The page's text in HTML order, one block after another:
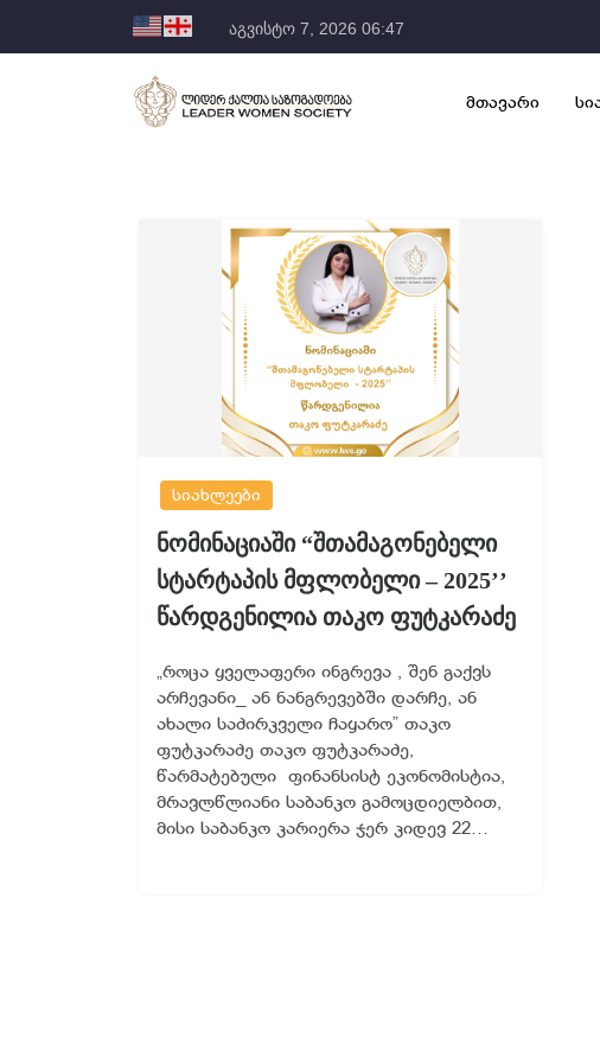
აგვისტო 7, 2026 06:47
მთავარი
სიახლეები
ნომინაციაში “შთამაგონებელი
სტარტაპის მფლობელი – 2025’’
წარდგენილია თაკო ფუტკარაძე
„როცა ყველაფერი ინგრევა , შენ გაქვს
არჩევანი_ ან ნანგრევებში დარჩე, ან
ახალი საძირკველი ჩაყარო” თაკო
ფუტკარაძე თაკო ფუტკარაძე,
წარმატებული ფინანსისტ ეკონომისტია,
მრავლწლიანი საბანკო გამოცდიელბით,
მისი საბანკო კარიერა ჯერ კიდევ 22…